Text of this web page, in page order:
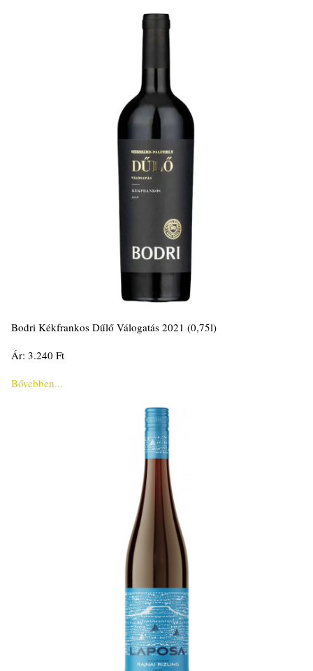
Bodri Kékfrankos Dűlő Válogatás 2021 (0,75l)
Ár: 3.240 Ft
Bővebben...